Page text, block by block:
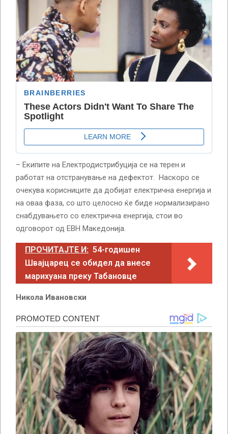
– Екипите на Електродистрибуција се на терен и
работат на отстранување на дефектот. Наскоро се
очекува корисниците да добијат електрична енергија и
на оваа фаза, со што целосно ќе биде нормализирано
снабдувањето со електрична енергија, стои во
одговорот од ЕВН Македонија.
ПРОЧИТАЈТЕ И: 54-годишен
Швајцарец се обидел да внесе
марихуана преку Табановце
Никола Ивановски